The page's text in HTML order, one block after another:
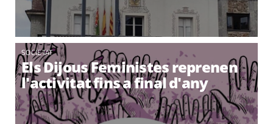
SOCIETAT
Els Dijous Feministes reprenen
l'activitat fins a final d'any